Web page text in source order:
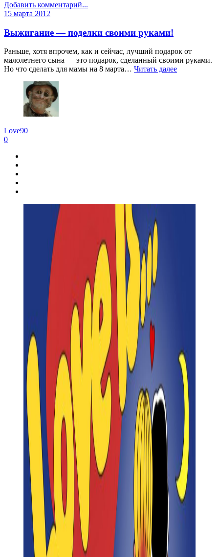
Добавить комментарий...
15 марта 2012
Выжигание — поделки своими руками!
Раньше, хотя впрочем, как и сейчас, лучший подарок от
малолетнего сына — это подарок, сделанный своими руками.
Но что сделать для мамы на 8 марта… Читать далее
Love90
0